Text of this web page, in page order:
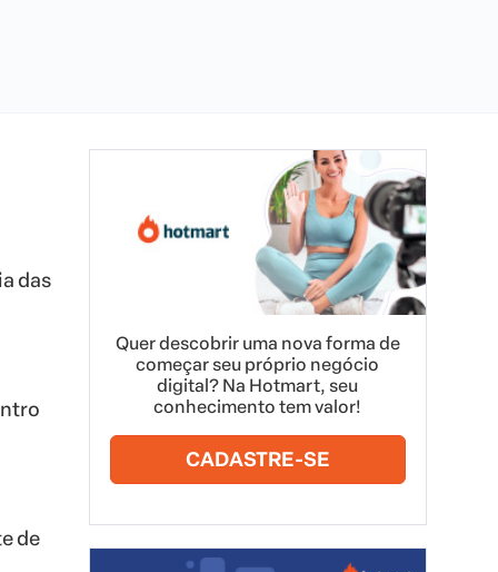
das
de
Quer descobrir uma nova forma de
começar seu próprio negócio
digital? Na Hotmart, seu
conhecimento tem valor!
CADASTRE-SE